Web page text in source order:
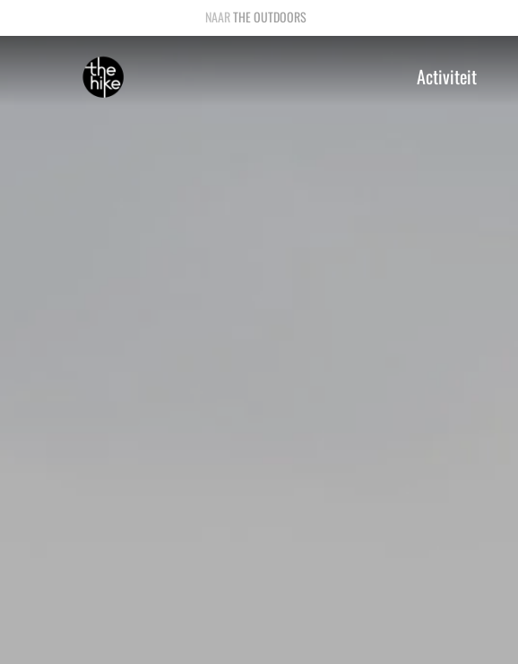
THE OUTDOORS
Activiteit